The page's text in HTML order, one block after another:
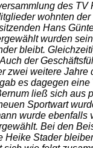
des TV
wohnten
Hans
wurden
bleibt.
der
zwei weitere Jahre
es dagegen
ließ sich aus
Sportwart
wurde ebenfalls
Bei den
Heike Stader